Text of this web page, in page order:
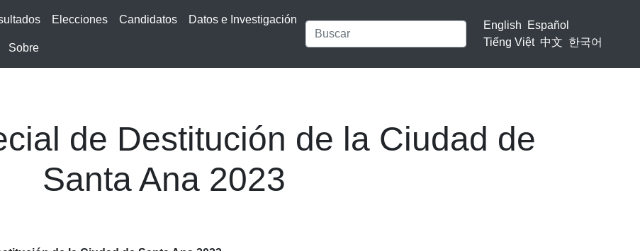
Elecciones Candidatos Datos e Investigación
Sobre
English
Español
Tiếng Việt 中文 한국어
de Destitución de la Ciudad de
Santa Ana 2023